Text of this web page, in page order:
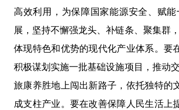
高效利用，为保障国家能源安全、赋
展，坚持不懈强龙头、补链条、聚集群
体现特色和优势的现代化产业体系。要
积极谋划实施一批基础设施项目，推动
旅康养胜地上闯出新路子，依托独特的
成支柱产业。要在改善保障人民生活